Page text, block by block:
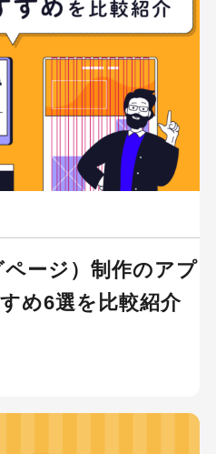
ージ）制作のアプ
め6選を比較紹介